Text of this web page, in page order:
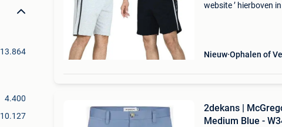
13.864
4.400
10.127
website ’ hierboven
Nieuw Ophalen of
2dekans |
Medium Blue -